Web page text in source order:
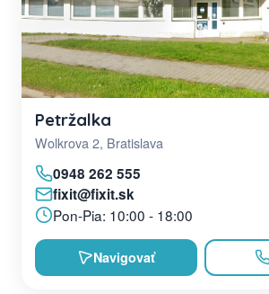
Petržalka
Wolkrova 2, Bratislava
0948 262 555
fixit@fixit.sk
Pon-Pia: 10:00 - 18:00
Navigovať